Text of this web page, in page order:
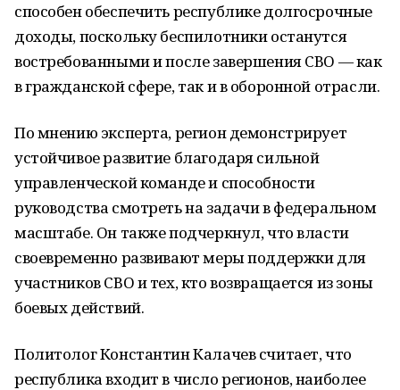
способен обеспечить республике долгосрочные
доходы, поскольку беспилотники останутся
востребованными и после завершения СВО — как
в гражданской сфере, так и в оборонной отрасли.
По мнению эксперта, регион демонстрирует
устойчивое развитие благодаря сильной
управленческой команде и способности
руководства смотреть на задачи в федеральном
масштабе. Он также подчеркнул, что власти
своевременно развивают меры поддержки для
участников СВО и тех, кто возвращается из зоны
боевых действий.
Политолог Константин Калачев считает, что
республика входит в число регионов, наиболее